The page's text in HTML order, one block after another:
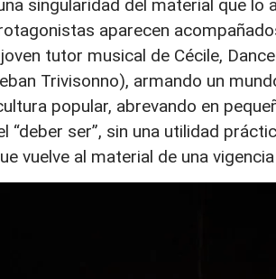
singularidad del material que
aparecen
tutor musical de Cécile,
Trivisonno), armando un
popular, abrevando en
“deber ser”, sin una utilidad
vuelve al material de una